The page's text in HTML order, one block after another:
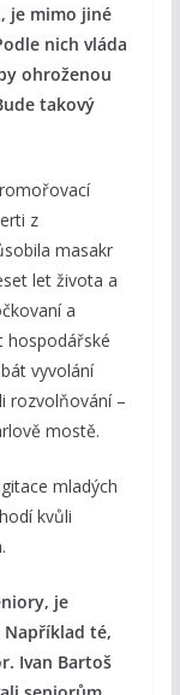
je mimo jiné
nich vláda
ohroženou
takový
z
masakr
let života a
a
hospodářské
vyvolání
rozvolňování –
mostě.
mladých
kvůli
je
té,
Ivan Bartoš